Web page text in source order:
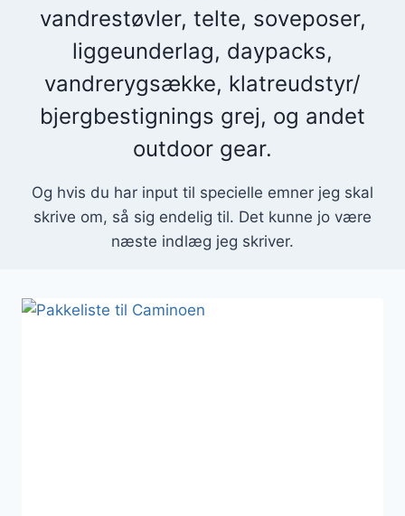
vandrestøvler, telte, soveposer,
liggeunderlag, daypacks,
vandrerygsække, klatreudstyr/
bjergbestignings grej, og andet
outdoor gear.
Og hvis du har input til specielle emner jeg skal
skrive om, så sig endelig til. Det kunne jo være
næste indlæg jeg skriver.